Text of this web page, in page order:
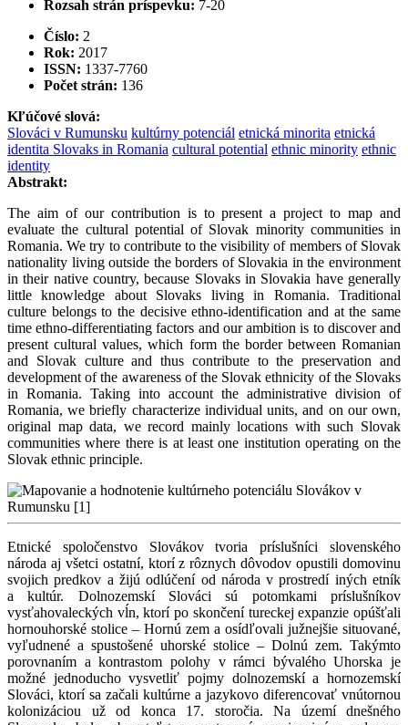
Rozsah strán príspevku: 7-20
Číslo: 2
Rok: 2017
ISSN: 1337-7760
Počet strán: 136
Kľúčové slová:
Slováci v Rumunsku kultúrny potenciál etnická minorita etnická
identita Slovaks in Romania cultural potential ethnic minority ethnic
identity
Abstrakt:
The aim of our contribution is to present a project to map and
evaluate the cultural potential of Slovak minority communities in
Romania. We try to contribute to the visibility of members of Slovak
nationality living outside the borders of Slovakia in the environment
in their native country, because Slovaks in Slovakia have generally
little knowledge about Slovaks living in Romania. Traditional
culture belongs to the decisive ethno-identification and at the same
time ethno-differentiating factors and our ambition is to discover and
present cultural values, which form the border between Romanian
and Slovak culture and thus contribute to the preservation and
development of the awareness of the Slovak ethnicity of the Slovaks
in Romania. Taking into account the administrative division of
Romania, we briefly characterize individual units, and on our own,
original map data, we record mainly locations with such Slovak
communities where there is at least one institution operating on the
Slovak ethnic principle.
Etnické spoločenstvo Slovákov tvoria príslušníci slovenského
národa aj všetci ostatní, ktorí z rôznych dôvodov opustili domovinu
svojich predkov a žijú odlúčení od národa v prostredí iných etník
a kultúr. Dolnozemskí Slováci sú potomkami príslušníkov
vysťahovaleckých vĺn, ktorí po skončení tureckej expanzie opúšťali
hornouhorské stolice – Hornú zem a osídľovali južnejšie situované,
vyľudnené a spustošené uhorské stolice – Dolnú zem. Takýmto
porovnaním a kontrastom polohy v rámci bývalého Uhorska je
možné jednoducho vysvetliť pojmy dolnozemskí a hornozemskí
Slováci, ktorí sa začali kultúrne a jazykovo diferencovať vnútornou
kolonizáciou už od konca 17. storočia. Na území dnešného